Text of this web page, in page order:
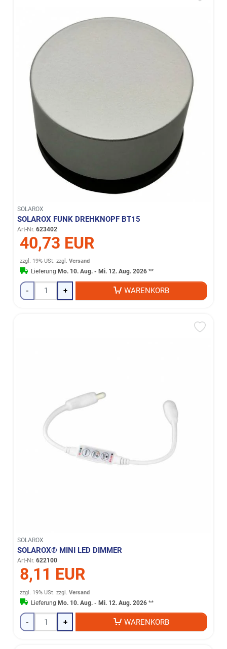
SOLAROX
SOLAROX FUNK DREHKNOPF BT15
Art-Nr. 623402
40,73 EUR
zzgl. 19% USt. zzgl.Versand
Lieferung Mo. 10. Aug. - Mi. 12. Aug. 2026 **
- + WARENKORB
SOLAROX
SOLAROX® MINI LED DIMMER
Art-Nr. 622100
8,11 EUR
zzgl. 19% USt. zzgl.Versand
LieferungMo. 10. Aug. - Mi. 12. Aug. 2026 **
- + WARENKORB